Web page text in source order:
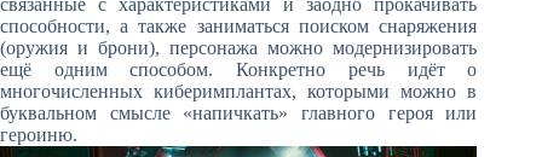
способности, а также заниматься поиском снаряжения
(оружия и брони), персонажа можно модернизировать
ещё одним способом. Конкретно речь идёт о
многочисленных киберимплантах, которыми можно в
буквальном смысле «напичкать» главного героя или
героиню.